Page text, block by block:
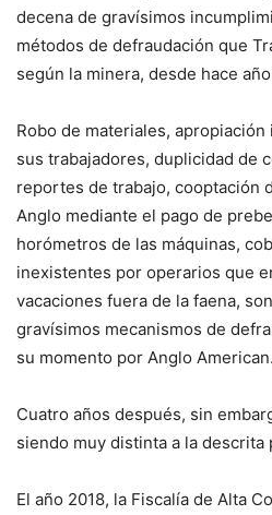
decena de gravísimos
métodos de defraudación que
según la minera, desde hace
Robo de materiales,
sus trabajadores, duplicidad de
reportes de trabajo, cooptación
Anglo mediante el pago de
horómetros de las máquinas,
inexistentes por operarios que
vacaciones fuera de la faena,
gravísimos mecanismos de
su momento por Anglo American.
Cuatro años después, sin
siendo muy distinta a la descrita
El año 2018, la Fiscalía de Alta